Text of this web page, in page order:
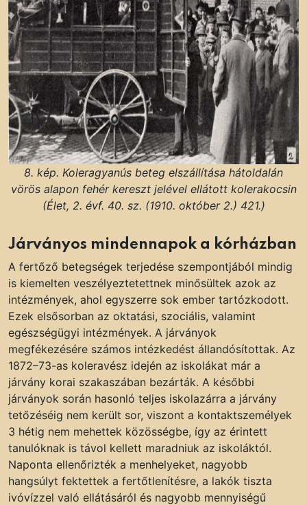
8. kép. Koleragyanús beteg elszállítása hátoldalán
vörös alapon fehér kereszt jelével ellátott kolerakocsin
(Élet, 2. évf. 40. sz. (1910. október 2.) 421.)
Járványos mindennapok a kórházban
A fertőző betegségek terjedése szempontjából mindig
is kiemelten veszélyeztetettnek minősültek azok az
intézmények, ahol egyszerre sok ember tartózkodott.
Ezek elsősorban az oktatási, szociális, valamint
egészségügyi intézmények. A járványok
megfékezésére számos intézkedést állandósítottak. Az
1872–73-as koleravész idején az iskolákat már a
járvány korai szakaszában bezárták. A későbbi
járványok során hasonló teljes iskolazárra a járvány
tetőzéséig nem került sor, viszont a kontaktszemélyek
3 hétig nem mehettek közösségbe, így az érintett
tanulóknak is távol kellett maradniuk az iskoláktól.
Naponta ellenőrizték a menhelyeket, nagyobb
hangsúlyt fektettek a fertőtlenítésre, a lakók tiszta
ivóvízzel való ellátásáról és nagyobb mennyiségű